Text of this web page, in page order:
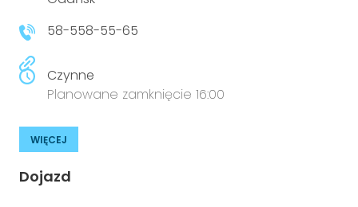
58-558-55-65
Czynne
Planowane zamknięcie 16:00
WIĘCEJ
Dojazd